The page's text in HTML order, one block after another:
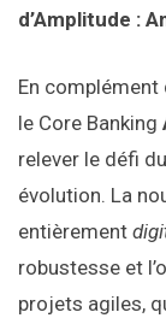
d’Amplitude :
En
le Core Banking
relever le défi
évolution. La
entièrement
robustesse et
projets agiles,